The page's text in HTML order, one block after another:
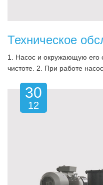
1. Насос и окружающую его
чистоте. 2. При работе
30
12